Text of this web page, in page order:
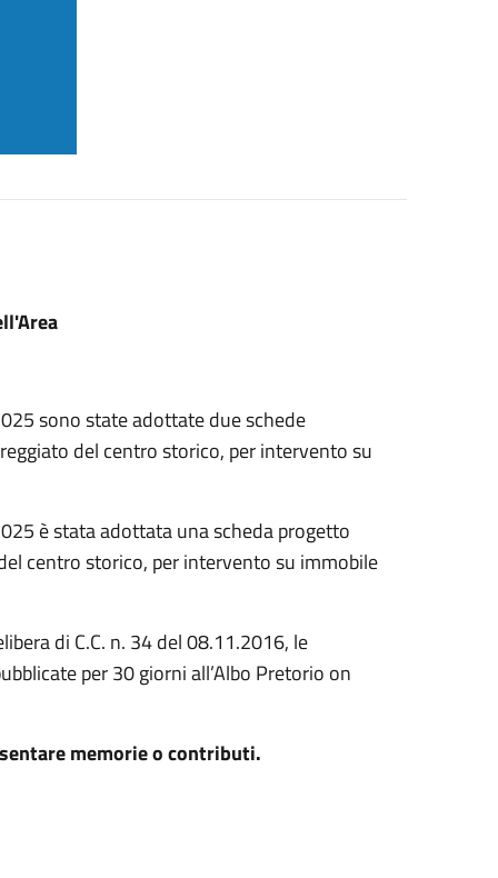
sono state adottate due schede
del centro storico, per intervento su
è stata adottata una scheda progetto
centro storico, per intervento su immobile
di C.C. n. 34 del 08.11.2016, le
per 30 giorni all’Albo Pretorio on
memorie o contributi.